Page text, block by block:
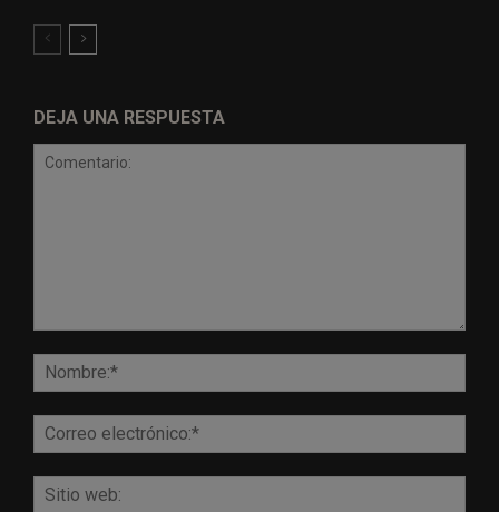
DEJA UNA RESPUESTA